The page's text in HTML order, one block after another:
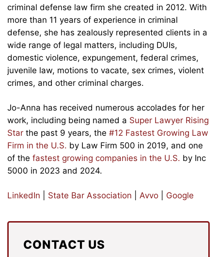
criminal defense law firm she created in 2012. With
more than 11 years of experience in criminal
defense, she has zealously represented clients in a
wide range of legal matters, including DUIs,
domestic violence, expungement, federal crimes,
juvenile law, motions to vacate, sex crimes, violent
crimes, and other criminal charges.
Jo-Anna has received numerous accolades for her
work, including being named a Super Lawyer Rising
Star the past 9 years, the #12 Fastest Growing Law
Firm in the U.S. by Law Firm 500 in 2019, and one
of the fastest growing companies in the U.S. by Inc
5000 in 2023 and 2024.
LinkedIn State Bar Association Avvo Google
CONTACT US